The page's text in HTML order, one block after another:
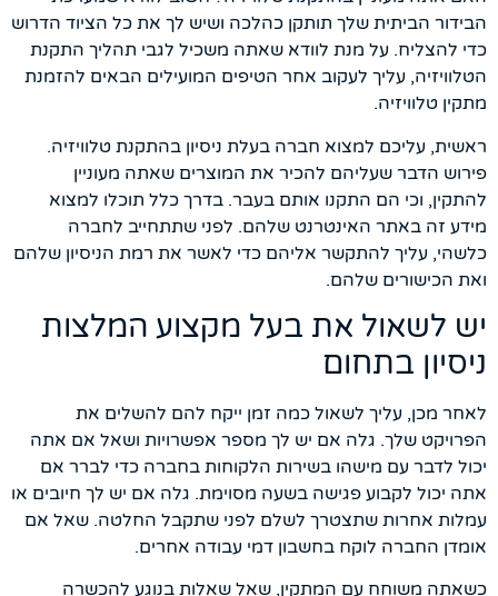
הבידור הביתית שלך תותקן כהלכה ושיש לך את כל הציוד הדרוש
כדי להצליח. על מנת לוודא שאתה משכיל לגבי תהליך התקנת
הטלוויזיה, עליך לעקוב אחר הטיפים המועילים הבאים להזמנת
מתקין טלוויזיה.
ראשית, עליכם למצוא חברה בעלת ניסיון בהתקנת טלוויזיה.
פירוש הדבר שעליהם להכיר את המוצרים שאתה מעוניין
להתקין, וכי הם התקנו אותם בעבר. בדרך כלל תוכלו למצוא
מידע זה באתר האינטרנט שלהם. לפני שתתחייב לחברה
כלשהי, עליך להתקשר אליהם כדי לאשר את רמת הניסיון שלהם
ואת הכישורים שלהם.
יש לשאול את בעל מקצוע המלצות
ניסיון בתחום
לאחר מכן, עליך לשאול כמה זמן ייקח להם להשלים את
הפרויקט שלך. גלה אם יש לך מספר אפשרויות ושאל אם אתה
יכול לדבר עם מישהו בשירות הלקוחות בחברה כדי לברר אם
אתה יכול לקבוע פגישה בשעה מסוימת. גלה אם יש לך חיובים או
עמלות אחרות שתצטרך לשלם לפני שתקבל החלטה. שאל אם
אומדן החברה לוקח בחשבון דמי עבודה אחרים.
כשאתה משוחח עם המתקין, שאל שאלות בנוגע להכשרה